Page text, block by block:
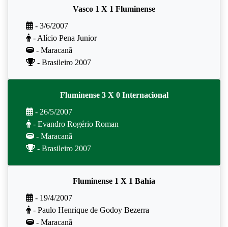
Vasco 1 X 1 Fluminense
- 3/6/2007
- Alício Pena Junior
- Maracanã
- Brasileiro 2007
Fluminense 3 X 0 Internacional
- 26/5/2007
- Evandro Rogério Roman
- Maracanã
- Brasileiro 2007
Fluminense 1 X 1 Bahia
- 19/4/2007
- Paulo Henrique de Godoy Bezerra
- Maracanã